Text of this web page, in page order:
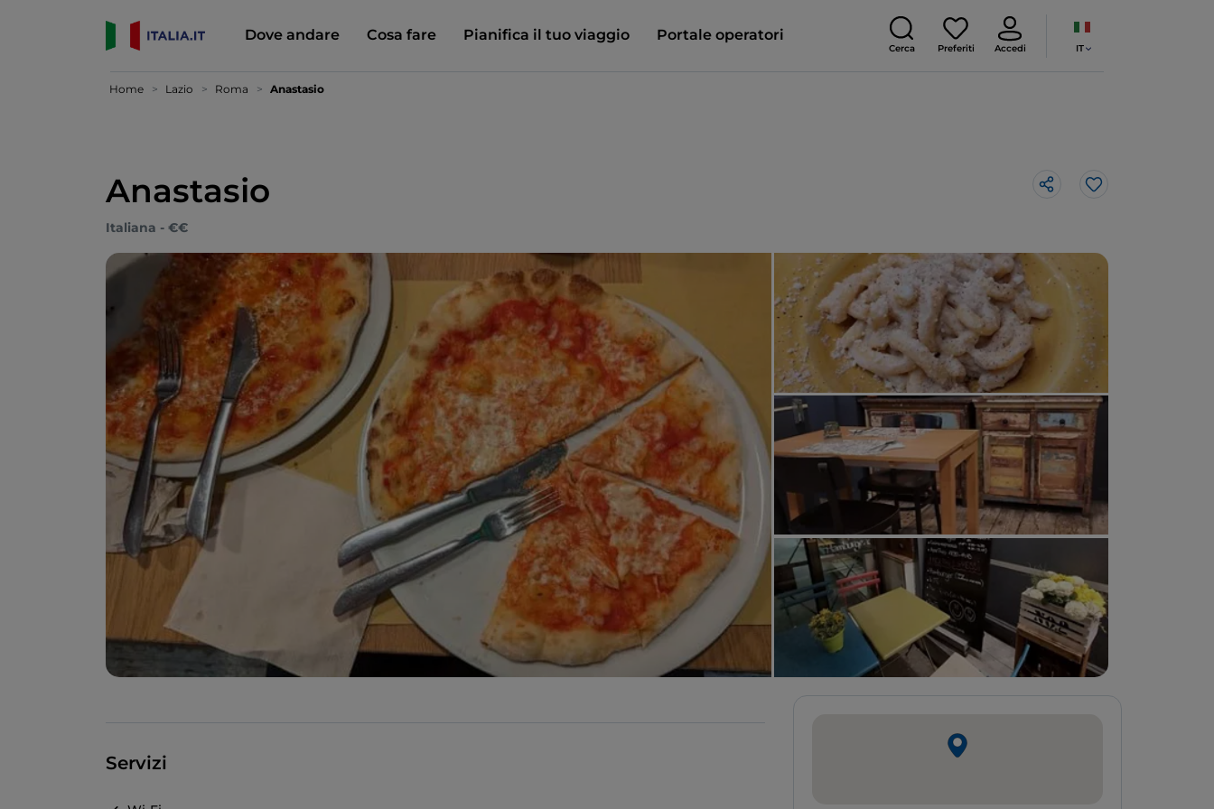
Dove andare Cosa fare Pianifica il tuo viaggio Portale operatori
Cerca Preferiti Accedi IT
Home Lazio Roma Anastasio
Anastasio Like
Italiana - €€
Servizi